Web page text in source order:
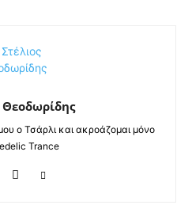
Θεοδωρίδης
ο Τσάρλι και ακροάζομαι μόνο
Trance